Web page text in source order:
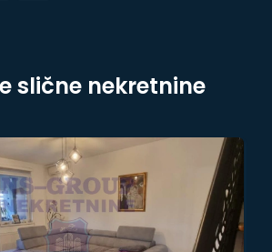
slične nekretnine